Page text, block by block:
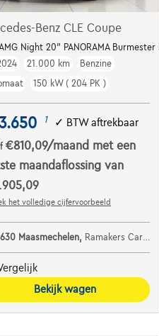
Benz CLE Coupe
Night 20" PANORAMA Burmester
21.000 km
Benzine
150 kW ( 204 PK )
1 ✓ BTW aftrekbaar
€810,09/maand met een
maandaflossing van
het volledige cijfervoorbeeld
Maasmechelen, Ramakers Car Center
Bekijk wagen